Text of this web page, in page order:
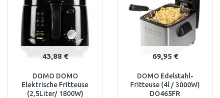
43,88 €
DOMO DOMO
Elektrische Fritteuse
(2,5Liter/ 1800W)
69,95 €
DOMO Edelstahl-
Fritteuse (4l / 3000W)
DO465FR